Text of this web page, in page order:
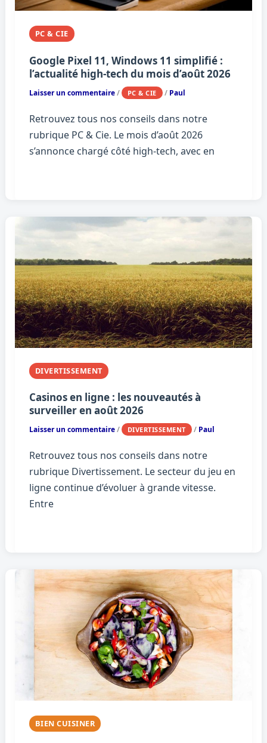
PC & CIE
Google Pixel 11, Windows 11 simplifié :
l’actualité high-tech du mois d’août 2026
Laisser un commentaire/ PC & CIE / Paul
Retrouvez tous nos conseils dans notre
rubrique PC & Cie. Le mois d’août 2026
s’annonce chargé côté high-tech, avec en
DIVERTISSEMENT
Casinos en ligne : les nouveautés à
surveiller en août 2026
Laisser un commentaire/ DIVERTISSEMENT / Paul
Retrouvez tous nos conseils dans notre
rubrique Divertissement. Le secteur du jeu en
ligne continue d’évoluer à grande vitesse.
Entre
BIEN CUISINER